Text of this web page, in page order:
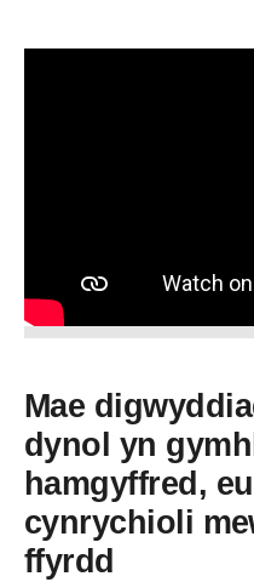
Mae
dynol yn
hamgyffred,
cynrychioli
ffyrdd